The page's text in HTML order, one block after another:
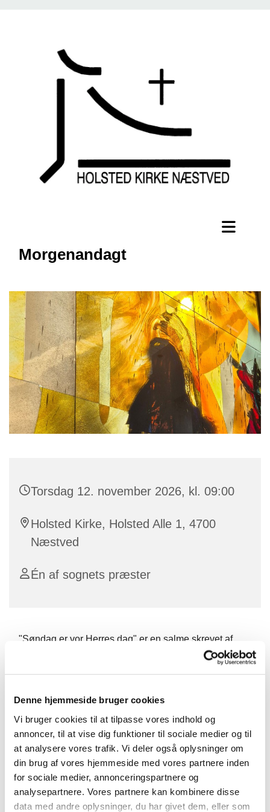
Denne hjemmeside bruger cookies
Vi bruger cookies til at tilpasse vores indhold og
annoncer, til at vise dig funktioner til sociale medier og til
at analysere vores trafik. Vi deler også oplysninger om
din brug af vores hjemmeside med vores partnere inden
for sociale medier, annonceringspartnere og
analysepartnere. Vores partnere kan kombinere disse
data med andre oplysninger, du har givet dem, eller som
Morgenandagt
Torsdag 12. november 2026, kl. 09:00
Holsted Kirke, Holsted Alle 1, 4700
Næstved
Én af sognets præster
"Søndag er vor Herres dag" er en salme skrevet af
Grundtvig, hvor han gør opmærksom på, at nok er
søndagen noget særligt, men kirken kirken har altså
Derfor er der hver torsdag en kort morgen andagt, med
salmer, læsning og bøn.
Efterfølgende drikker vi kaffe sammen.
Vel mødt.